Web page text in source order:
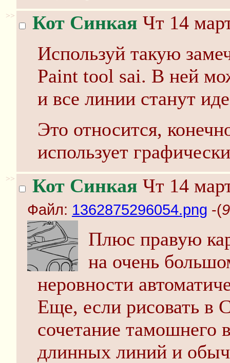
>> Кот Синкая Чт 14
Используй такую
Paint tool sai. В ней
и все линии станут
Это относится,
использует
>> Кот Синкая Чт 14
Файл: 1362875296054.png -(
Плюс правую
на очень
неровности
Еще, если рисовать в
сочетание тамошнего
длинных линий и